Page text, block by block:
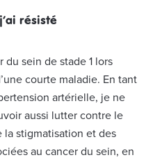
résisté
du sein de stade 1 lors
courte maladie. En tant
artérielle, je ne
aussi lutter contre le
la stigmatisation et des
au cancer du sein, en